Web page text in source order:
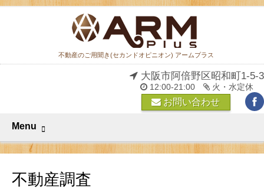
不動産のご用聞き(セカンドオピニオン) アームプラス
大阪市阿倍野区昭和町1-5-3
12:00-21:00 火・水定休
お問い合わせ
Menu
不動産調査